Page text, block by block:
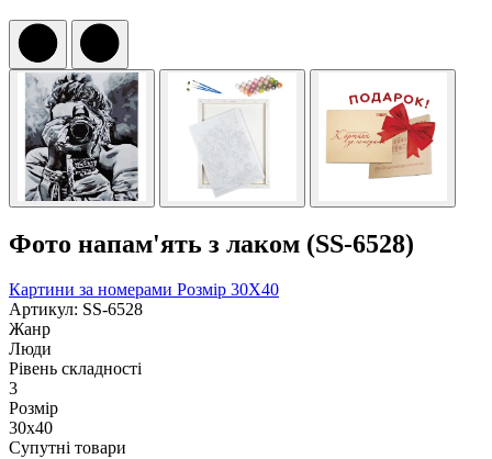
Фото напам'ять з лаком (SS-6528)
Картини за номерами Розмір 30Х40
Артикул: SS-6528
Жанр
Люди
Рівень складності
3
Розмір
30х40
Супутні товари